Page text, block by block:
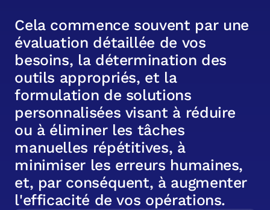
Cela commence souvent par une
évaluation détaillée de vos
besoins, la détermination des
outils appropriés, et la
formulation de solutions
personnalisées visant à réduire
ou à éliminer les tâches
manuelles répétitives, à
minimiser les erreurs humaines,
et, par conséquent, à augmenter
l'efficacité de vos opérations.